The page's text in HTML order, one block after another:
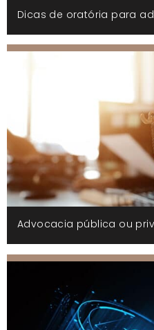
Dicas de oratória para
Advocacia pública ou